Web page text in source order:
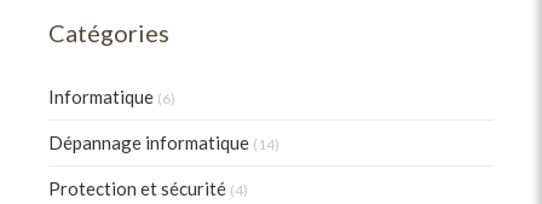
Catégories
Informatique (6)
Dépannage informatique (14)
Protection et sécurité (4)